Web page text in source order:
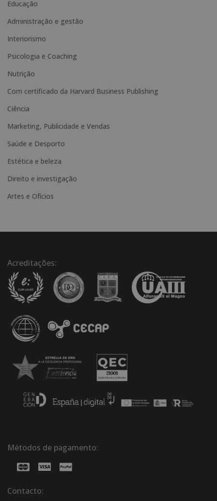
r
n
i
v
e
Educação
Administração e gestão
Interiorismo
Psicologia e Coaching
Nutrição
Com certificado da Harvard Business Publishing
Ciência
Marketing, Publicidade e Vendas
Saúde e Desporto
Estética e beleza
Direito e investigação
Artes e Ofícios
Acreditações:
Métodos de pagamento:
Contacto: